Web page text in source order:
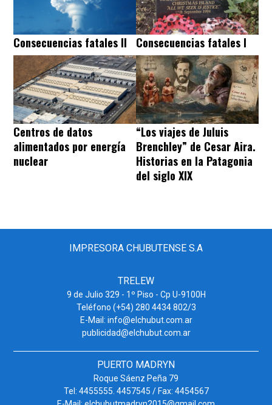
Consecuencias fatales II Consecuencias fatales I
Centros de datos
alimentados por energía
nuclear
“Los viajes de Juluis
Brenchley” de Cesar Aira.
Historias en la Patagonia
del siglo XIX
IMPRESORA CHUBUTENSE S.A
TRELEW
9 de Julio 329 - 1º Piso - Cp U-9100H
Teléfono (+54) 280 4434 802/3
E-Mail: info@elchubut.com.ar
publicidad@elchubut.com.ar
PUERTO MADRYN
Roque Sáenz Peña 79
Tel: 4455555. 4457545 / Fax: 4454567